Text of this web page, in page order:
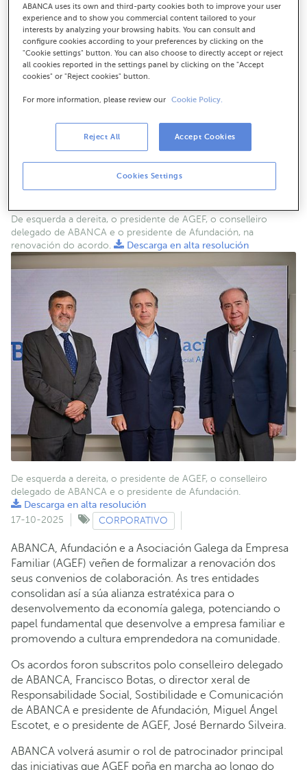
De esquerda a dereita, o presidente de AGEF, o conselleiro
delegado de ABANCA e o presidente de Afundación, na
renovación do acordo.
Descarga en alta resolución
De esquerda a dereita, o presidente de AGEF, o conselleiro
delegado de ABANCA e o presidente de Afundación.
Descarga en alta resolución
17-10-2025
CORPORATIVO
ABANCA, Afundación e a Asociación Galega da Empresa
Familiar (AGEF) veñen de formalizar a renovación dos
seus convenios de colaboración. As tres entidades
consolidan así a súa alianza estratéxica para o
desenvolvemento da economía galega, potenciando o
papel fundamental que desenvolve a empresa familiar e
promovendo a cultura emprendedora na comunidade.
Os acordos foron subscritos polo conselleiro delegado
de ABANCA, Francisco Botas, o director xeral de
Responsabilidade Social, Sostibilidade e Comunicación
de ABANCA e presidente de Afundación, Miguel Ángel
Escotet, e o presidente de AGEF, José Bernardo Silveira.
ABANCA volverá asumir o rol de patrocinador principal
das iniciativas que AGEF poña en marcha ao longo do
ABANCA uses its own and third-party cookies both to improve your user
experience and to show you commercial content tailored to your
interests by analyzing your browsing habits. You can consult and
configure cookies according to your preferences by clicking on the
"Cookie settings" button. You can also choose to directly accept or reject
all cookies reported in the settings panel by clicking on the "Accept
cookies" or "Reject cookies" button.
For more information, please review our Cookie Policy.
Cookies Settings
Reject All Accept Cookies